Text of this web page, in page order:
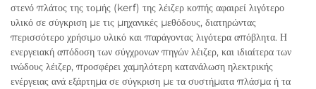
στενό πλάτος της τομής (kerf) της λέιζερ κοπής αφαιρεί λιγότερο
υλικό σε σύγκριση με τις μηχανικές μεθόδους, διατηρώντας
περισσότερο χρήσιμο υλικό και παράγοντας λιγότερα απόβλητα. Η
ενεργειακή απόδοση των σύγχρονων πηγών λέιζερ, και ιδιαίτερα των
ινώδους λέιζερ, προσφέρει χαμηλότερη κατανάλωση ηλεκτρικής
ενέργειας ανά εξάρτημα σε σύγκριση με τα συστήματα πλάσμα ή τα